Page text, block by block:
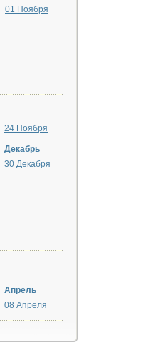
01 Ноября
24 Ноября
Декабрь
30 Декабря
Апрель
08 Апреля